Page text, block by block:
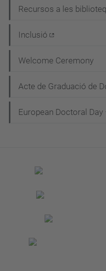
Recursos a les
Inclusió
Welcome Ceremony
Acte de Graduació de
European Doctoral Day